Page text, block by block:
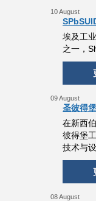
10 August
埃及工
之一，
09 August
圣彼得
在新西
彼得堡
技术与
08 August